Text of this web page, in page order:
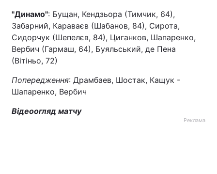
"Динамо": Бущан, Кендзьора (Тимчик, 64),
Забарний, Караваєв (Шабанов, 84), Сирота,
Сидорчук (Шепелєв, 84), Циганков, Шапаренко,
Вербич (Гармаш, 64), Буяльський, де Пена
(Вітіньо, 72)
Попередження: Драмбаев, Шостак, Кащук -
Шапаренко, Вербич
Відеоогляд матчу
Реклама